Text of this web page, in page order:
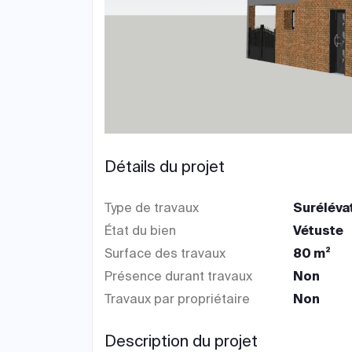
Détails du projet
Type de travaux
État du bien
Vétuste
Surface des travaux
80 m²
Présence durant travaux
Non
Travaux par propriétaire
Non
Description du projet